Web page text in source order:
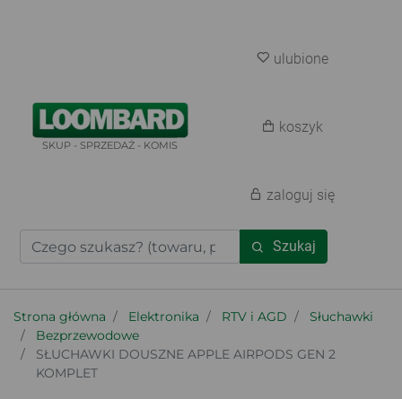
SKUP - SPRZEDAŻ - KOMIS
Szukaj
ulubione
koszyk
zaloguj się
Strona główna Elektronika RTV i AGD
Słuchawki
Bezprzewodowe
SŁUCHAWKI DOUSZNE APPLE AIRPODS GEN 2
KOMPLET